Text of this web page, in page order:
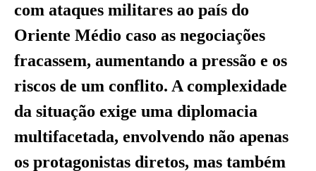
com ataques militares ao país do
Oriente Médio caso as negociações
fracassem, aumentando a pressão e os
riscos de um conflito. A complexidade
da situação exige uma diplomacia
multifacetada, envolvendo não apenas
os protagonistas diretos, mas também